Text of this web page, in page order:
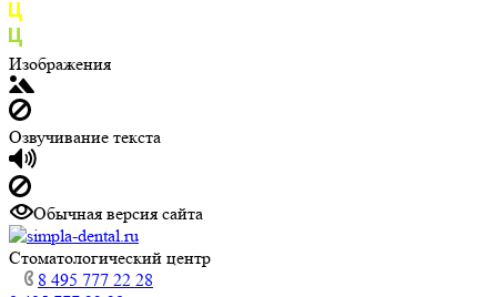
Изображения
Озвучивание текста
Обычная версия сайта
Cтоматологический центр
8 495 777 22 28